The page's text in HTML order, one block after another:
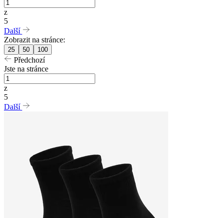
z
5
Další
Zobrazit na stránce:
25 50 100
Předchozí
Jste na stránce
z
5
Další